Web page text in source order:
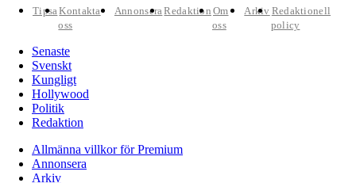
TipsaKontakta
oss
AnnonseraRedaktion Om
oss
Arkiv Redaktionell
policy
Senaste
Svenskt
Kungligt
Hollywood
Politik
Redaktion
Allmänna villkor för Premium
Annonsera
Arkiv